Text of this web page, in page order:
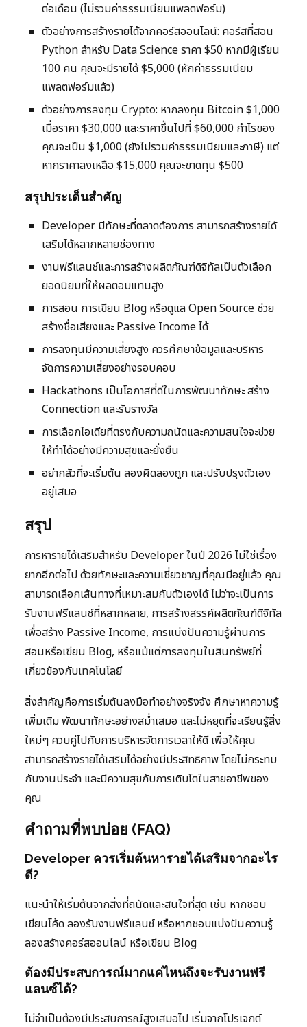
ต่อเดือน (ไม่รวมค่าธรรมเนียมแพลตฟอร์ม)
ตัวอย่างการสร้างรายได้จากคอร์สออนไลน์: คอร์สที่สอน
Python สำหรับ Data Science ราคา $50 หากมีผู้เรียน
100 คน คุณจะมีรายได้ $5,000 (หักค่าธรรมเนียม
แพลตฟอร์มแล้ว)
ตัวอย่างการลงทุน Crypto: หากลงทุน Bitcoin $1,000
เมื่อราคา $30,000 และราคาขึ้นไปที่ $60,000 กำไรของ
คุณจะเป็น $1,000 (ยังไม่รวมค่าธรรมเนียมและภาษี) แต่
หากราคาลงเหลือ $15,000 คุณจะขาดทุน $500
สรุปประเด็นสำคัญ
Developer มีทักษะที่ตลาดต้องการ สามารถสร้างรายได้
เสริมได้หลากหลายช่องทาง
งานฟรีแลนซ์และการสร้างผลิตภัณฑ์ดิจิทัลเป็นตัวเลือก
ยอดนิยมที่ให้ผลตอบแทนสูง
การสอน การเขียน Blog หรือดูแล Open Source ช่วย
สร้างชื่อเสียงและ Passive Income ได้
การลงทุนมีความเสี่ยงสูง ควรศึกษาข้อมูลและบริหาร
จัดการความเสี่ยงอย่างรอบคอบ
Hackathons เป็นโอกาสที่ดีในการพัฒนาทักษะ สร้าง
Connection และรับรางวัล
การเลือกไอเดียที่ตรงกับความถนัดและความสนใจจะช่วย
ให้ทำได้อย่างมีความสุขและยั่งยืน
อย่ากลัวที่จะเริ่มต้น ลองผิดลองถูก และปรับปรุงตัวเอง
อยู่เสมอ
สรุป
การหารายได้เสริมสำหรับ Developer ในปี 2026 ไม่ใช่เรื่อง
ยากอีกต่อไป ด้วยทักษะและความเชี่ยวชาญที่คุณมีอยู่แล้ว คุณ
สามารถเลือกเส้นทางที่เหมาะสมกับตัวเองได้ ไม่ว่าจะเป็นการ
รับงานฟรีแลนซ์ที่หลากหลาย, การสร้างสรรค์ผลิตภัณฑ์ดิจิทัล
เพื่อสร้าง Passive Income, การแบ่งปันความรู้ผ่านการ
สอนหรือเขียน Blog, หรือแม้แต่การลงทุนในสินทรัพย์ที่
เกี่ยวข้องกับเทคโนโลยี
สิ่งสำคัญคือการเริ่มต้นลงมือทำอย่างจริงจัง ศึกษาหาความรู้
เพิ่มเติม พัฒนาทักษะอย่างสม่ำเสมอ และไม่หยุดที่จะเรียนรู้สิ่ง
ใหม่ๆ ควบคู่ไปกับการบริหารจัดการเวลาให้ดี เพื่อให้คุณ
สามารถสร้างรายได้เสริมได้อย่างมีประสิทธิภาพ โดยไม่กระทบ
กับงานประจำ และมีความสุขกับการเติบโตในสายอาชีพของ
คุณ
คำถามที่พบบ่อย (FAQ)
Developer ควรเริ่มต้นหารายได้เสริมจากอะไร
ดี?
แนะนำให้เริ่มต้นจากสิ่งที่ถนัดและสนใจที่สุด เช่น หากชอบ
เขียนโค้ด ลองรับงานฟรีแลนซ์ หรือหากชอบแบ่งปันความรู้
ลองสร้างคอร์สออนไลน์ หรือเขียน Blog
ต้องมีประสบการณ์มากแค่ไหนถึงจะรับงานฟรี
แลนซ์ได้?
ไม่จำเป็นต้องมีประสบการณ์สูงเสมอไป เริ่มจากโปรเจกต์